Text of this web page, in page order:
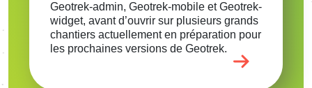
Geotrek-admin, Geotrek-mobile et Geotrek-
widget, avant d’ou­vrir sur plusieurs grands
chan­tiers actuel­le­ment en prépa­ra­tion pour
les prochaines versions de Geotrek.